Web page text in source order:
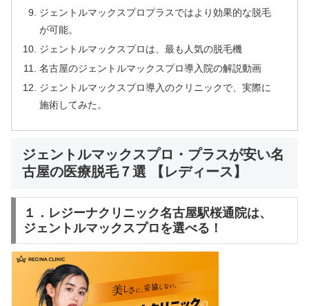
ジェントルマックスプロプラスではより効果的な脱毛
が可能。
ジェントルマックスプロは、最も人気の脱毛機
名古屋のジェントルマックスプロ導入院の解説動画
ジェントルマックスプロ導入のクリニックで、実際に
施術してみた。
ジェントルマックスプロ・プラスが安い名
古屋の医療脱毛７選 【レディース】
１．レジーナクリニック名古屋駅桜通院は、
ジェントルマックスプロを選べる！